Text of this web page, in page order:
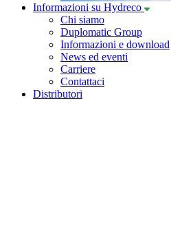
Informazioni su Hydreco
Chi siamo
Duplomatic Group
Informazioni e download
News ed eventi
Carriere
Contattaci
Distributori